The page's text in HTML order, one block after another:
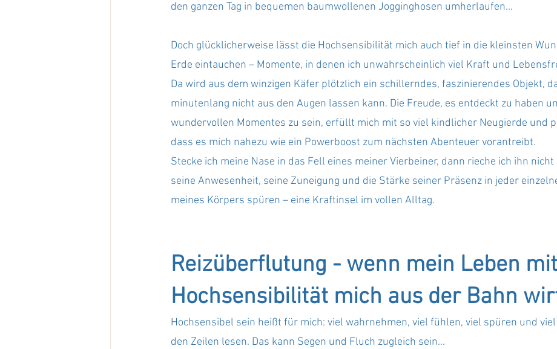
den ganzen Tag in bequemen baumwollenen Jogginghosen umherlaufen...
Doch glücklicherweise lässt die Hochsensibilität mich auch tief in die kleinsten
Erde eintauchen – Momente, in denen ich unwahrscheinlich viel Kraft und
Da wird aus dem winzigen Käfer plötzlich ein schillerndes, faszinierendes Objekt,
minutenlang nicht aus den Augen lassen kann. Die Freude, es entdeckt zu haben
wundervollen Momentes zu sein, erfüllt mich mit so viel kindlicher Neugierde und
dass es mich nahezu wie ein Powerboost zum nächsten Abenteuer vorantreibt.
Stecke ich meine Nase in das Fell eines meiner Vierbeiner, dann rieche ich ihn nicht
seine Anwesenheit, seine Zuneigung und die Stärke seiner Präsenz in jeder
meines Körpers spüren – eine Kraftinsel im vollen Alltag.
Reizüberflutung - wenn mein Leben mit
Hochsensibilität mich aus der Bahn
Hochsensibel sein heißt für mich: viel wahrnehmen, viel fühlen, viel spüren und
den Zeilen lesen. Das kann Segen und Fluch zugleich sein...